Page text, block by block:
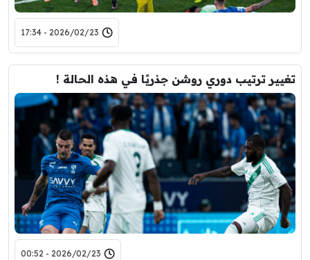
2026/02/23 - 17:34
تغيير ترتيب دوري روشن جذريًا في هذه الحالة !
2026/02/23 - 00:52